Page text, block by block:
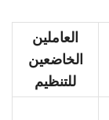
العاملين
الخاضعين
للتنظيم